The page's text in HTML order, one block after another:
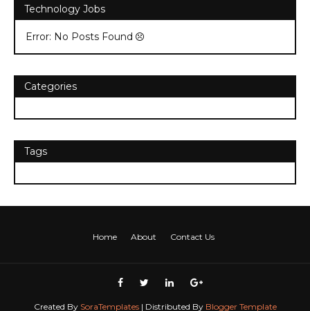
Technology Jobs
Error: No Posts Found
Categories
Tags
Home About Contact Us
Created By SoraTemplates| Distributed By Blogger Template